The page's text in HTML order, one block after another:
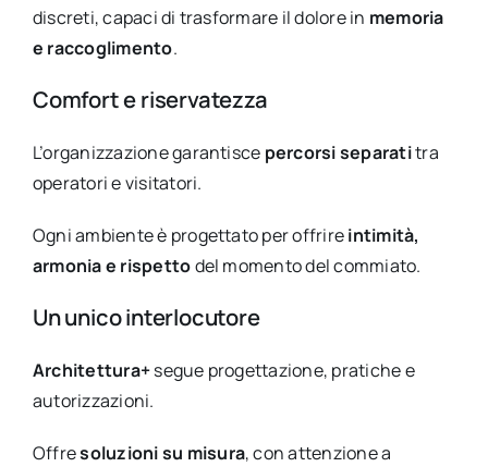
discreti, capaci di trasformare il dolore in memoria
e raccoglimento.
Comfort e riservatezza
L’organizzazione garantisce percorsi separatitra
operatori e visitatori.
Ogni ambiente è progettato per offrireintimità,
armonia e rispettodel momento del commiato.
Un unico interlocutore
Architettura+segue progettazione, pratiche e
autorizzazioni.
Offresoluzioni su misura, con attenzione a